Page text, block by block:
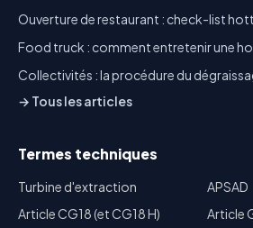
Ouverture de restaurant : check-list
Food truck : comment entretenir une
Collectivités : la procédure du
→ Tous les articles
Termes techniques
Turbine d'extraction
APSAD
Article CG18 (et CG18 H)
Article